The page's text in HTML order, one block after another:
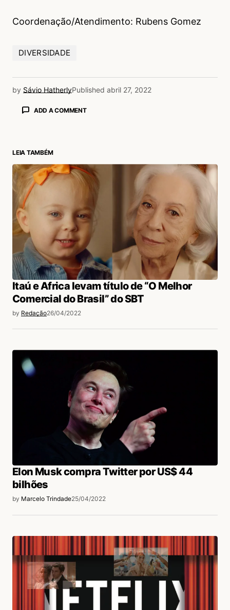
Coordenação/Atendimento: Rubens Gomez
DIVERSIDADE
by Sávio HatherlyPublished abril 27, 2022
ADD A COMMENT
LEIA TAMBÉM
Itaú e Africa levam título de “O Melhor
Comercial do Brasil” do SBT
by Redação26/04/2022
Elon Musk compra Twitter por US$ 44
bilhões
by Marcelo Trindade25/04/2022